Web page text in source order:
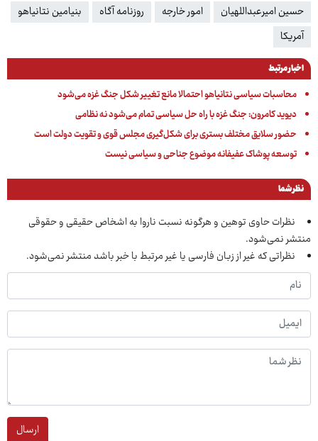
حسین امیرعبداللهیان امور خارجه روزنامه آگاه
بنیامین نتانیاهو
آمریکا
اخبار مرتبط
محاسبات سیاسی نتانیاهو احتمالا مانع تغییر شکل جنگ غزه می‌شود
دیوید کامرون: جنگ غزه با راه حل سیاسی تمام می‌شود نه نظامی
حضور سلایق مختلف بستری برای شکل‌گیری مجلس قوی و تقویت دولت است
توسعه پوشاک عفیفانه موضوع جناحی و سیاسی نیست
نظر شما
نظرات حاوی توهین و هرگونه نسبت ناروا به اشخاص حقیقی و حقوقی
منتشر نمی‌شود.
نظراتی که غیر از زبان فارسی یا غیر مرتبط با خبر باشد منتشر نمی‌شود.
ارسال